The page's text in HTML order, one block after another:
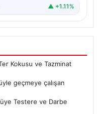
▲ +1.11%
Kokusu ve Tazminat
geçmeye çalışan
Testere ve Darbe